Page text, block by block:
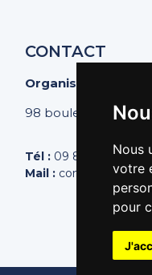
Nous
votre
pour
CONTACT
Organisation des
98 boulevard
Tél : 09 81 44 44 43
Mail :